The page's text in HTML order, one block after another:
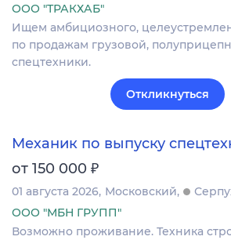
ООО "ТРАКХАБ"
Ищем амбициозного,
по продажам грузовой,
спецтехники.
Откликнуться
Механик по выпуску
от 150 000 ₽
01 августа 2026 Московский
ООО "МБН ГРУПП"
Возможно проживание. Техника